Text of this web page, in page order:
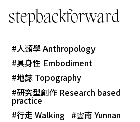
stepbackforward
人類學 Anthropology
具身性 Embodiment
地誌 Topography
研究型創作 Research based
practice
行走 Walking
雲南 Yunnan